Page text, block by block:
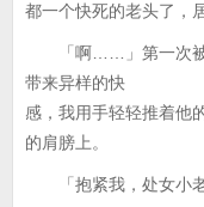
都一个快死的老头了，
「啊……」第一次被
带来异样的快
感，我用手轻轻推着他
的肩膀上。
「抱紧我，处女小